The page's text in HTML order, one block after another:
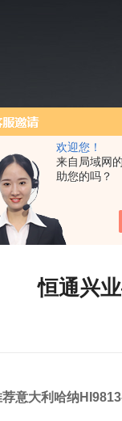
欢迎您！
来自局域网
助您的吗？
恒通兴
意大利哈纳